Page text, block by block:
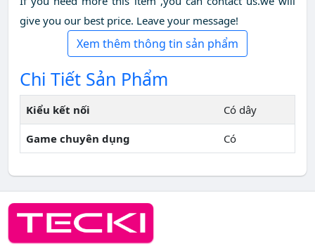
give you our best price. Leave your message!
Xem thêm thông tin sản phẩm
Chi Tiết Sản Phẩm
Kiểu kết nối Có dây
Game chuyên dụng Có